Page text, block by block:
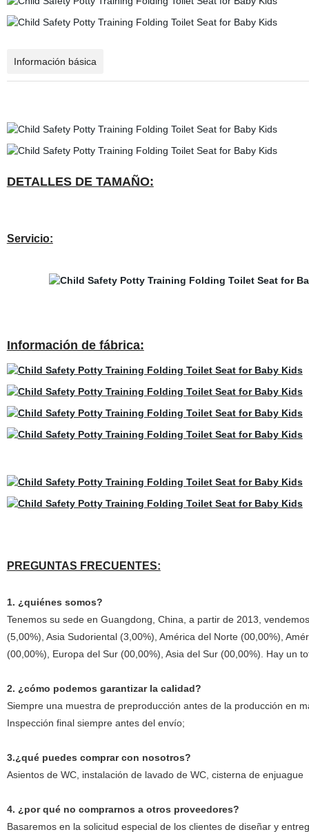
Información básica
DETALLES DE TAMAÑO:
Servicio:
Información de fábrica:
PREGUNTAS FRECUENTES:
1. ¿quiénes somos?
Tenemos su sede en Guangdong, China, a partir de 2013,
(5,00%), Asia Sudoriental (3,00%), América del Norte (00,00%),
(00,00%), Europa del Sur (00,00%), Asia del Sur (00,00%). Hay un
2. ¿cómo podemos garantizar la calidad?
Siempre una muestra de preproducción antes de la producción en
Inspección final siempre antes del envío;
3.¿qué puedes comprar con nosotros?
Asientos de WC, instalación de lavado de WC, cisterna de enjuague
4. ¿por qué no comprarnos a otros proveedores?
Basaremos en la solicitud especial de los clientes de diseñar y